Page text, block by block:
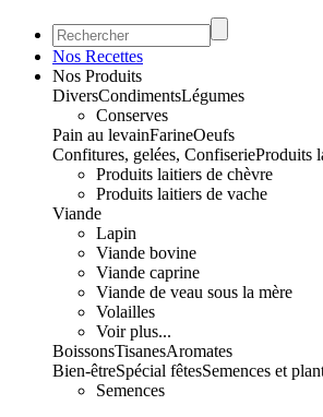
Nos Recettes
Nos Produits
DiversCondimentsLégumes
Conserves
Pain au levainFarineOeufs
Confitures, gelées, ConfiserieProduits
Produits laitiers de chèvre
Produits laitiers de vache
Viande
Lapin
Viande bovine
Viande caprine
Viande de veau sous la mère
Volailles
Voir plus...
BoissonsTisanesAromates
Bien-êtreSpécial fêtesSemences et
Semences